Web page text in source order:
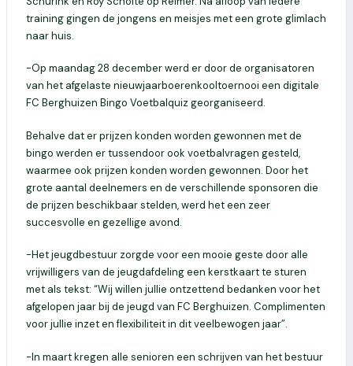
training gingen de jongens en meisjes met een grote glimlach
naar huis.
-Op maandag 28 december werd er door de organisatoren
van het afgelaste nieuwjaarboerenkooltoernooi een digitale
FC Berghuizen Bingo Voetbalquiz georganiseerd.
Behalve dat er prijzen konden worden gewonnen met de
bingo werden er tussendoor ook voetbalvragen gesteld,
waarmee ook prijzen konden worden gewonnen. Door het
grote aantal deelnemers en de verschillende sponsoren die
de prijzen beschikbaar stelden, werd het een zeer
succesvolle en gezellige avond.
-Het jeugdbestuur zorgde voor een mooie geste door alle
vrijwilligers van de jeugdafdeling een kerstkaart te sturen
met als tekst: “Wij willen jullie ontzettend bedanken voor het
afgelopen jaar bij de jeugd van FC Berghuizen. Complimenten
voor jullie inzet en flexibiliteit in dit veelbewogen jaar”.
-In maart kregen alle senioren een schrijven van het bestuur